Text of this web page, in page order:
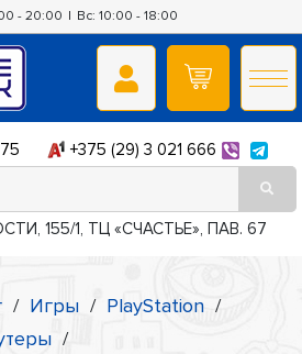
- 20:00 | Вс: 10:00 - 18:00
+375 (29) 3 021 666
155/1, ТЦ «СЧАСТЬЕ», ПАВ. 67
/ Игры / PlayStation /
/